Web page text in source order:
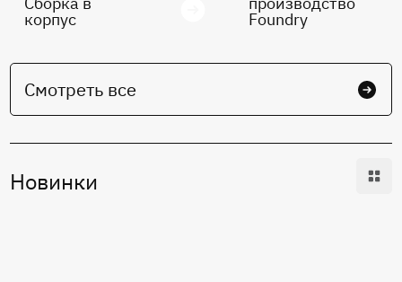
корпус Foundry
Смотреть все
Новинки